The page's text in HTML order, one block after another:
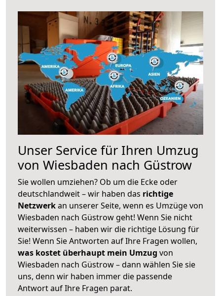
Unser Service für Ihren Umzug
von Wiesbaden nach Güstrow
Sie wollen umziehen? Ob um die Ecke oder
deutschlandweit – wir haben das richtige
Netzwerkan unserer Seite, wenn es Umzüge von
Wiesbaden nach Güstrow geht! Wenn Sie nicht
weiterwissen – haben wir die richtige Lösung für
Sie! Wenn Sie Antworten auf Ihre Fragen wollen,
was kostet überhaupt mein Umzug von
Wiesbaden nach Güstrow – dann wählen Sie sie
uns, denn wir haben immer die passende
Antwort auf Ihre Fragen parat.